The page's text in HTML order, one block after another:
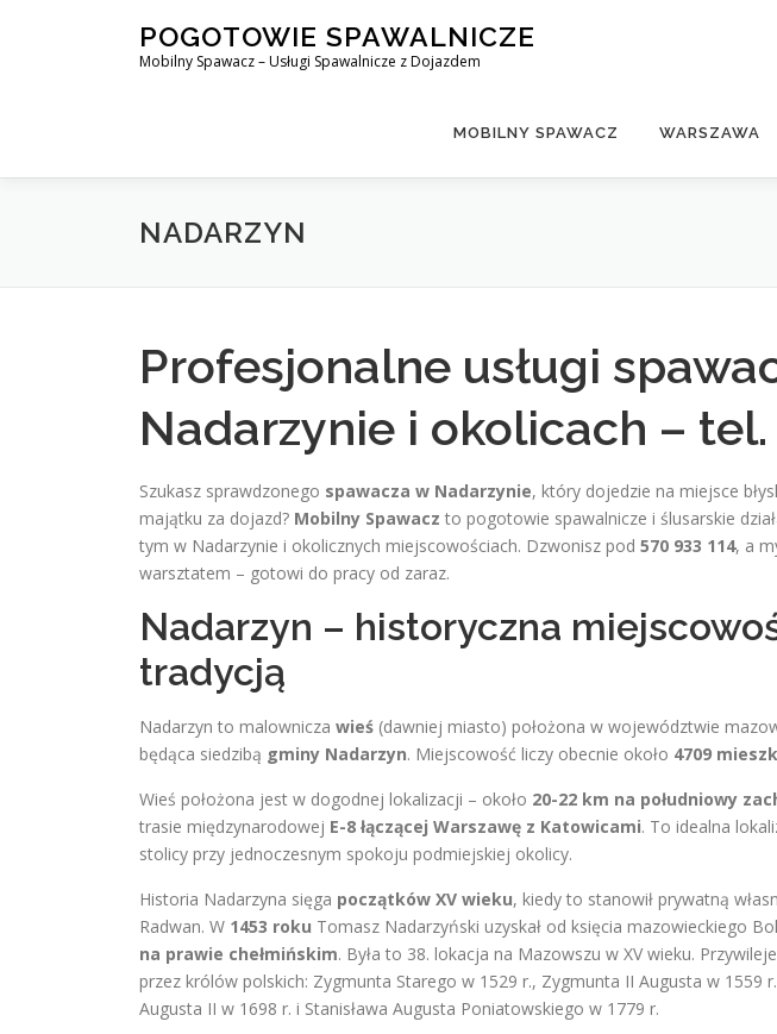
POGOTOWIE SPAWALNICZE
Mobilny Spawacz – Usługi Spawalnicze z Dojazdem
MOBILNY SPAWACZ WARSZAWA
NADARZYN
Profesjonalne usługi
Nadarzynie i okolicach – tel.
Szukasz sprawdzonego spawacza w Nadarzynie, który dojedzie na miejsce
majątku za dojazd? Mobilny Spawacz to pogotowie spawalnicze i ślusarskie
tym w Nadarzynie i okolicznych miejscowościach. Dzwonisz pod 570 933 114, a
warsztatem – gotowi do pracy od zaraz.
Nadarzyn – historyczna
tradycją
Nadarzyn to malownicza wieś (dawniej miasto) położona w województwie
będąca siedzibą gminy Nadarzyn. Miejscowość liczy obecnie około 4709
Wieś położona jest w dogodnej lokalizacji – około 20-22 km na południowy
trasie międzynarodowej E-8 łączącej Warszawę z Katowicami. To idealna
stolicy przy jednoczesnym spokoju podmiejskiej okolicy.
Historia Nadarzyna sięga początków XV wieku, kiedy to stanowił prywatną
Radwan. W 1453 roku Tomasz Nadarzyński uzyskał od księcia mazowieckiego
na prawie chełmińskim. Była to 38. lokacja na Mazowszu w XV wieku.
przez królów polskich: Zygmunta Starego w 1529 r., Zygmunta II Augusta w 1559
Augusta II w 1698 r. i Stanisława Augusta Poniatowskiego w 1779 r.